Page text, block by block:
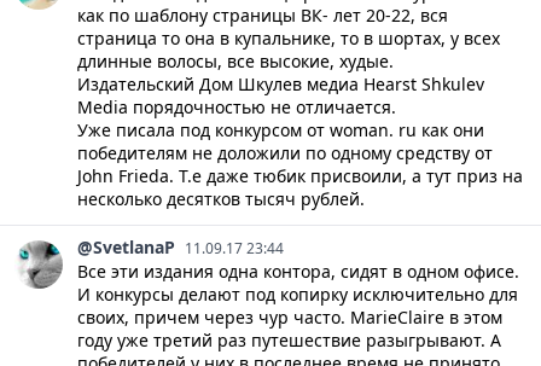
как по шаблону страницы ВК- лет 20-22, вся
страница то она в купальнике, то в шортах, у всех
длинные волосы, все высокие, худые.
Издательский Дом Шкулев медиа Hearst Shkulev
Media порядочностью не отличается.
Уже писала под конкурсом от woman. ru как они
победителям не доложили по одному средству от
John Frieda. Т.е даже тюбик присвоили, а тут приз на
несколько десятков тысяч рублей.
@SvetlanaP 11.09.17 23:44
Все эти издания одна контора, сидят в одном офисе.
И конкурсы делают под копирку исключительно для
своих, причем через чур часто. MarieClaire в этом
году уже третий раз путешествие разыгрывают. А